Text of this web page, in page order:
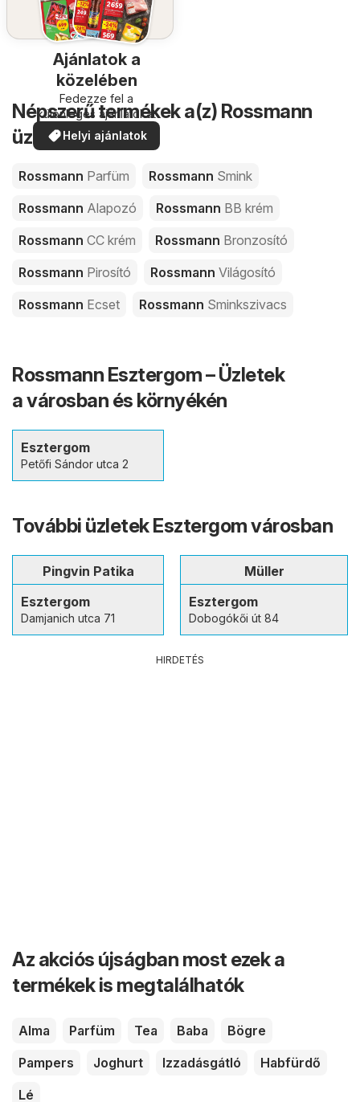
Ajánlatok a
közelében
Fedezze fel a
különleges ajánlatokat
Helyi ajánlatok
Népszerű termékek a(z) Rossmann
üzleteiben
Rossmann Parfüm Rossmann Smink
Rossmann Alapozó Rossmann BB krém
Rossmann CC krém Rossmann Bronzosító
Rossmann Pirosító Rossmann Világosító
Rossmann Ecset Rossmann Sminkszivacs
Rossmann Esztergom – Üzletek
a városban és környékén
Esztergom
Petőfi Sándor utca 2
További üzletek Esztergom városban
Pingvin Patika
Esztergom
Damjanich utca 71
Müller
Esztergom
Dobogókői út 84
HIRDETÉS
Az akciós újságban most ezek a
termékek is megtalálhatók
Alma Parfüm Tea Baba
Bögre
Pampers
Joghurt Izzadásgátló
Habfürdő
Lé